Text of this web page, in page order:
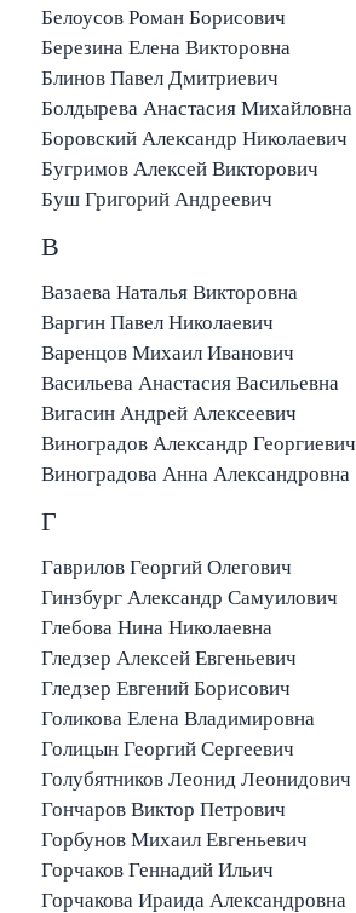
Белоусов Роман Борисович
Березина Елена Викторовна
Блинов Павел Дмитриевич
Болдырева Анастасия Михайловна
Боровский Александр Николаевич
Бугримов Алексей Викторович
Буш Григорий Андреевич
В
Вазаева Наталья Викторовна
Варгин Павел Николаевич
Варенцов Михаил Иванович
Васильева Анастасия Васильевна
Вигасин Андрей Алексеевич
Виноградов Александр Георгиевич
Виноградова Анна Александровна
Г
Гаврилов Георгий Олегович
Гинзбург Александр Самуилович
Глебова Нина Николаевна
Гледзер Алексей Евгеньевич
Гледзер Евгений Борисович
Голикова Елена Владимировна
Голицын Георгий Сергеевич
Голубятников Леонид Леонидович
Гончаров Виктор Петрович
Горбунов Михаил Евгеньевич
Горчаков Геннадий Ильич
Горчакова Ираида Александровна